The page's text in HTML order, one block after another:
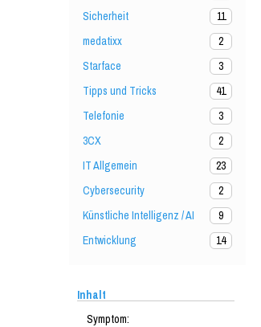
Sicherheit
11
medatixx
2
Starface
3
Tipps und Tricks
41
Telefonie
3
3CX
2
IT Allgemein
23
Cybersecurity
2
Künstliche Intelligenz / AI
9
Entwicklung
14
Inhalt
Symptom: